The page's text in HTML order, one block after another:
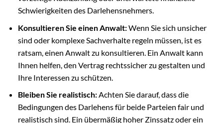
Schwierigkeiten des Darlehensnehmers.
Konsultieren Sie einen Anwalt:Wenn Sie sich unsicher
sind oder komplexe Sachverhalte regeln müssen, ist es
ratsam, einen Anwalt zu konsultieren. Ein Anwalt kann
Ihnen helfen, den Vertrag rechtssicher zu gestalten und
Ihre Interessen zu schützen.
Bleiben Sie realistisch:Achten Sie darauf, dass die
Bedingungen des Darlehens für beide Parteien fair und
realistisch sind. Ein übermäßig hoher Zinssatz oder ein